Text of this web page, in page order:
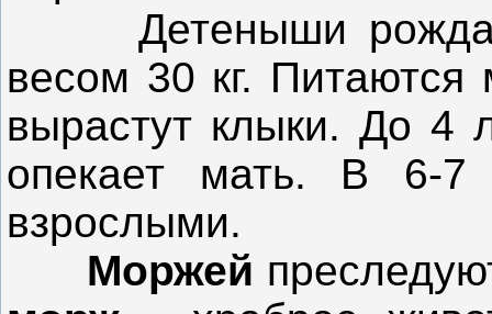
Детеныши
весом 30 кг.
вырастут клыки. До 4
опекает мать. В 6-7
взрослыми.
Моржей